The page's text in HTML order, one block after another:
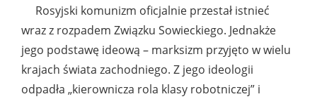
Rosyjski komunizm oficjalnie przestał istnieć
wraz z rozpadem Związku Sowieckiego. Jednakże
jego podstawę ideową – marksizm przyjęto w wielu
krajach świata zachodniego. Z jego ideologii
odpadła „kierownicza rola klasy robotniczej” i